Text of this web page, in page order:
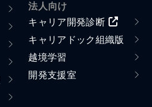
法人向け
キャリア開発診断
キャリアドック組織版
越境学習
開発支援室